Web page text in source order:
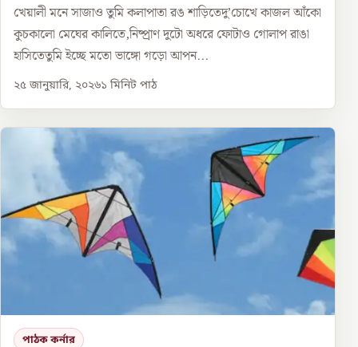
খেয়ালী মনে সাজাও তুমি কলাপাতা রঙ শাড়িতেদু’চোখে কাজল আঁকো
কুচকালো মেঘের কালিতে,নিষ্প্রাণ দুটো অধরে ফোটাও গোলাপ রাঙা
হাসিতেতুমি ইচ্ছে মতো ভাঙ্গো গড়ো আপন...
২৫ জানুয়ারি, ২০২৬১ মিনিট পাঠ
পাঠক কর্নার